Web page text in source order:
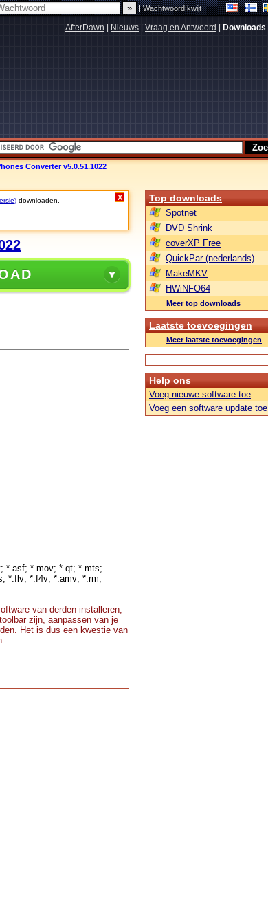
|Wachtwoord kwijt
AfterDawn Nieuws Vraag en Antwoord Downloads
Converter v5.0.51.1022
downloaden. X
*.asf; *.mov; *.qt; *.mts;
*.flv; *.f4v; *.amv; *.rm;
van derden installeren,
zijn, aanpassen van je
Het is dus een kwestie van
Top downloads
Spotnet
DVD Shrink
coverXP Free
QuickPar (nederlands)
MakeMKV
HWiNFO64
Meer top downloads
Laatste toevoegingen
Meer laatste toevoegingen
Help ons
Voeg nieuwe software toe
Voeg een software update toe